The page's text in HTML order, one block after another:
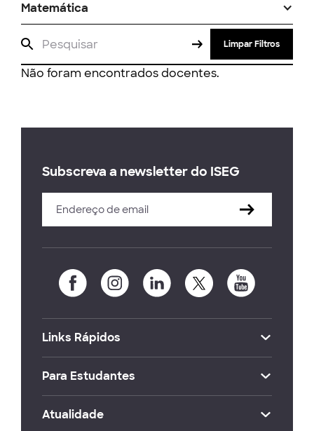
Matemática
Limpar Filtros
Não foram encontrados docentes.
Subscreva a newsletter do ISEG
Links Rápidos
Para Estudantes
Atualidade